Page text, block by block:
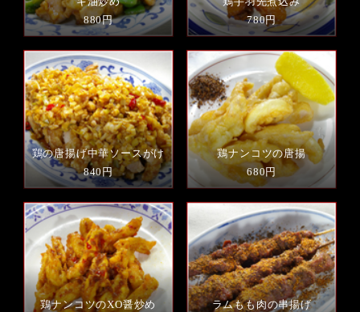
880円
780円
鶏の唐揚げ中華ソースがけ
840円
鶏ナンコツの唐揚
680円
鶏ナンコツのXO醤炒め
ラムもも肉の串揚げ